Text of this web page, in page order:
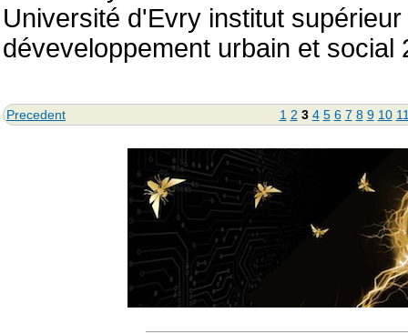
Université d'Evry institut
déveveloppement urbain et social
Precedent 1 2 3 4 5 6 7 8 9 10